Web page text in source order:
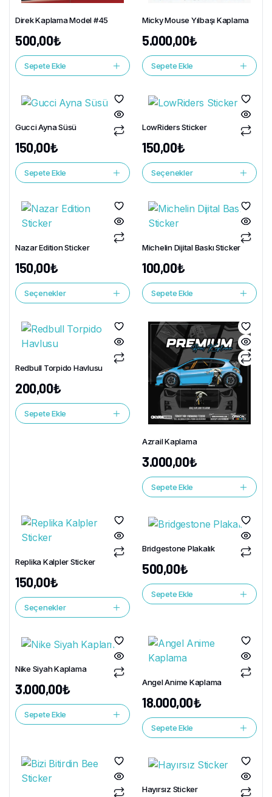
Direk Kaplama Model #45
500,00₺
Sepete Ekle
Micky Mouse Yılbaşı Kaplama
5.000,00₺
Sepete Ekle
Gucci Ayna Süsü
150,00₺
Sepete Ekle
LowRiders Sticker
150,00₺
Seçenekler
Nazar Edition Sticker
150,00₺
Seçenekler
Michelin Dijital Baskı Sticker
100,00₺
Sepete Ekle
Redbull Torpido Havlusu
200,00₺
Sepete Ekle
Azrail Kaplama
3.000,00₺
Sepete Ekle
Replika Kalpler Sticker
150,00₺
Seçenekler
Bridgestone Plakalık
500,00₺
Sepete Ekle
Nike Siyah Kaplama
3.000,00₺
Sepete Ekle
Angel Anime Kaplama
18.000,00₺
Sepete Ekle
Hayırsız Sticker